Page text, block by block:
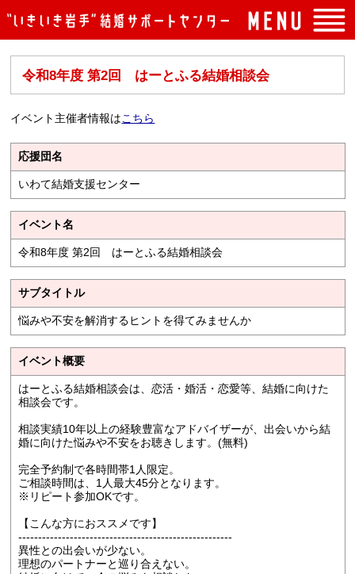
トップページ
入会案内
イベント案内
よくある質問
センターの概要
お問い合わせ
令和8年度 第2回 はーとふる結婚相談会
イベント主催者情報はこちら
応援団名
いわて結婚支援センター
イベント名
令和8年度 第2回 はーとふる結婚相談会
サブタイトル
悩みや不安を解消するヒントを得てみませんか
イベント概要
はーとふる結婚相談会は、恋活・婚活・恋愛等、結婚に向けた
相談会です。
相談実績10年以上の経験豊富なアドバイザーが、出会いから結
婚に向けた悩みや不安をお聴きします。(無料)
完全予約制で各時間帯1人限定。
ご相談時間は、1人最大45分となります。
※リピート参加OKです。
【こんな方におススメです】
------------------------------------------------------
異性との出会いが少ない。
理想のパートナーと巡り合えない。